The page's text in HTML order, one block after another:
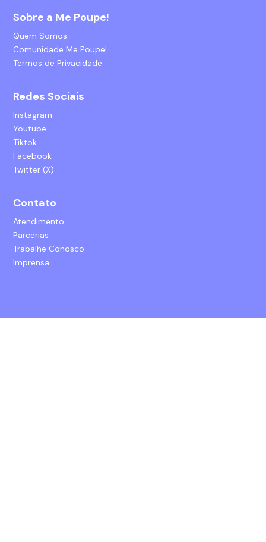
Sobre a Me Poupe!
Quem Somos
Comunidade Me Poupe!
Termos de Privacidade
Redes Sociais
Instagram
Youtube
Tiktok
Facebook
Twitter (X)
Contato
Atendimento
Parcerias
Trabalhe Conosco
Imprensa